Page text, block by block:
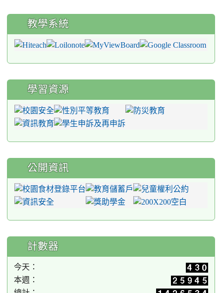
教學系統
學習資源
公開資訊
計數器
今天：
本週：